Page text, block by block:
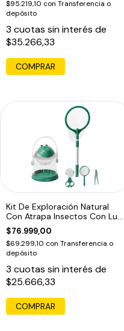
$95.219,10 con Transferencia o
depósito
3 cuotas sin interés de
$35.266,33
COMPRAR
Kit De Exploración Natural
Con Atrapa Insectos Con Luz
Led
$76.999,00
$69.299,10 con Transferencia o
depósito
3 cuotas sin interés de
$25.666,33